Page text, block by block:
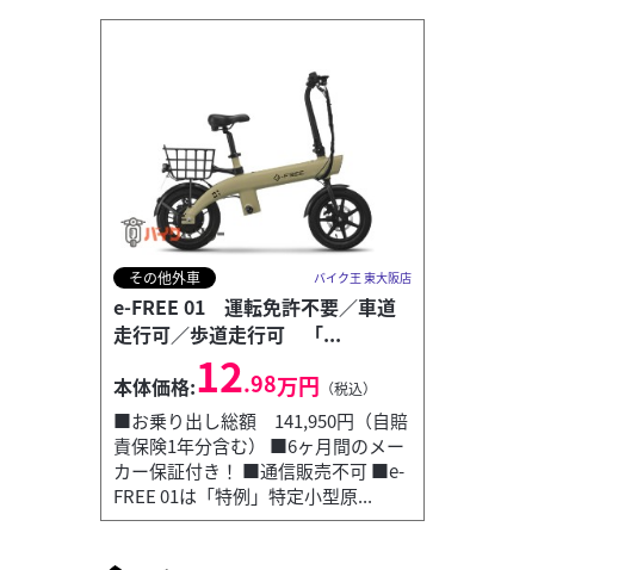
カワサキ
Z900RS 50th Anniversary 2022年モ...
その他外車 バイク王 東大阪店
e-FREE 01 運転免許不要／車道
走行可／歩道走行可 「...
本体価格:12.98万円 （税込）
■お乗り出し総額 141,950円（自賠
責保険1年分含む） ■6ヶ月間のメー
カー保証付き！ ■通信販売不可 ■e-
FREE 01は「特例」特定小型原...